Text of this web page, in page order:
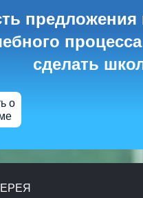
предложения
сделать
о